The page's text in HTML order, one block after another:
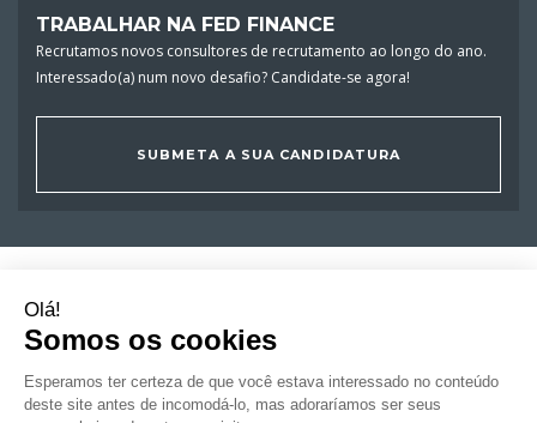
TRABALHAR NA FED FINANCE
Recrutamos novos consultores de recrutamento ao longo do ano.
Interessado(a) num novo desafio? Candidate-se agora!
SUBMETA A SUA CANDIDATURA
OFERTAS DE EMPREGO